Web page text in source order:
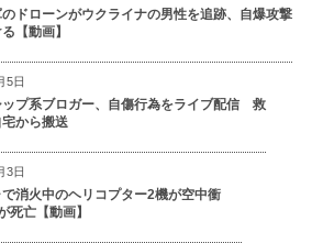
のドローンがウクライナの男性を追跡、自爆攻撃
【動画】
5日
ップ系ブロガー、自傷行為をライブ配信 救
から搬送
3日
消火中のヘリコプター2機が空中衝
死亡【動画】